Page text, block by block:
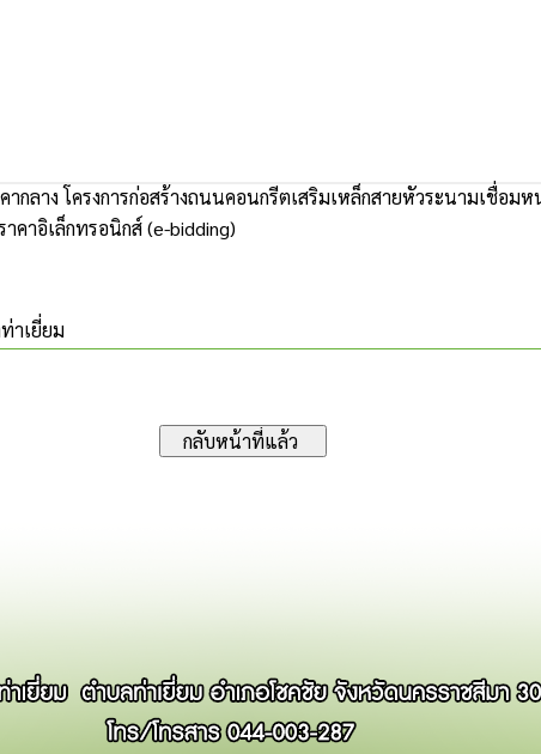
ากลาง โครงการก่อสร้างถนนคอนกรีตเสริมเหล็กสายหัวระนามเชื่อม
าคาอิเล็กทรอนิกส์ (e-bidding)
าเยี่ยม